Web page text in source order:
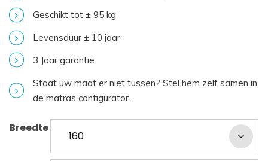
Geschikt tot ± 95 kg
Levensduur ± 10 jaar
3 Jaar garantie
Staat uw maat er niet tussen? Stel hem zelf samen in
de matras configurator
Breedte